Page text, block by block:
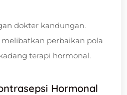
dokter kandungan.
perbaikan pola
terapi hormonal.
Hormonal